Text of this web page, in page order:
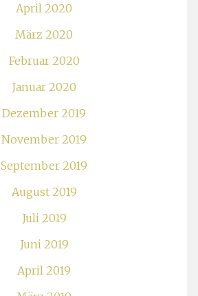
April 2020
März 2020
Februar 2020
Januar 2020
Dezember 2019
November 2019
September 2019
August 2019
Juli 2019
Juni 2019
April 2019